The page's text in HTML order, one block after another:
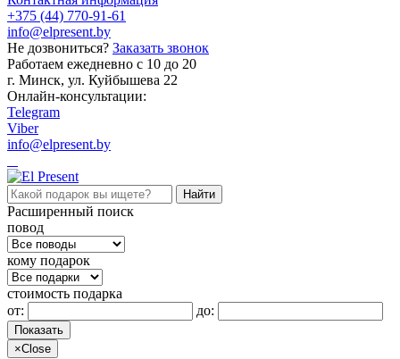
+375 (44) 770-91-61
info@elpresent.by
Не дозвониться? Заказать звонок
Работаем ежедневно c 10 до 20
г. Минск, ул. Куйбышева 22
Онлайн-консультации:
Telegram
Viber
info@elpresent.by
Расширенный поиск
повод
кому подарок
стоимость подарка
от:
до:
Показать
×Close